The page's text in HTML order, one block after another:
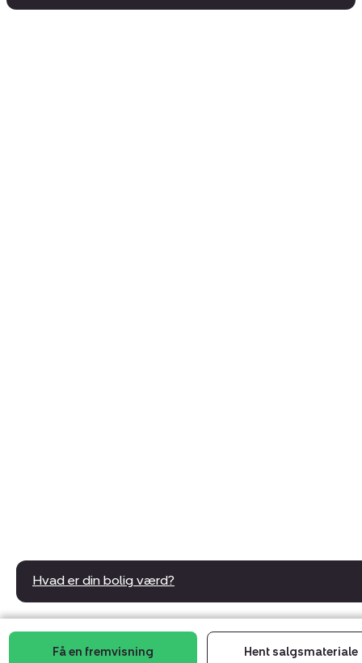
Få en fremvisning Hent salgsmateriale
Hvad er din bolig værd?